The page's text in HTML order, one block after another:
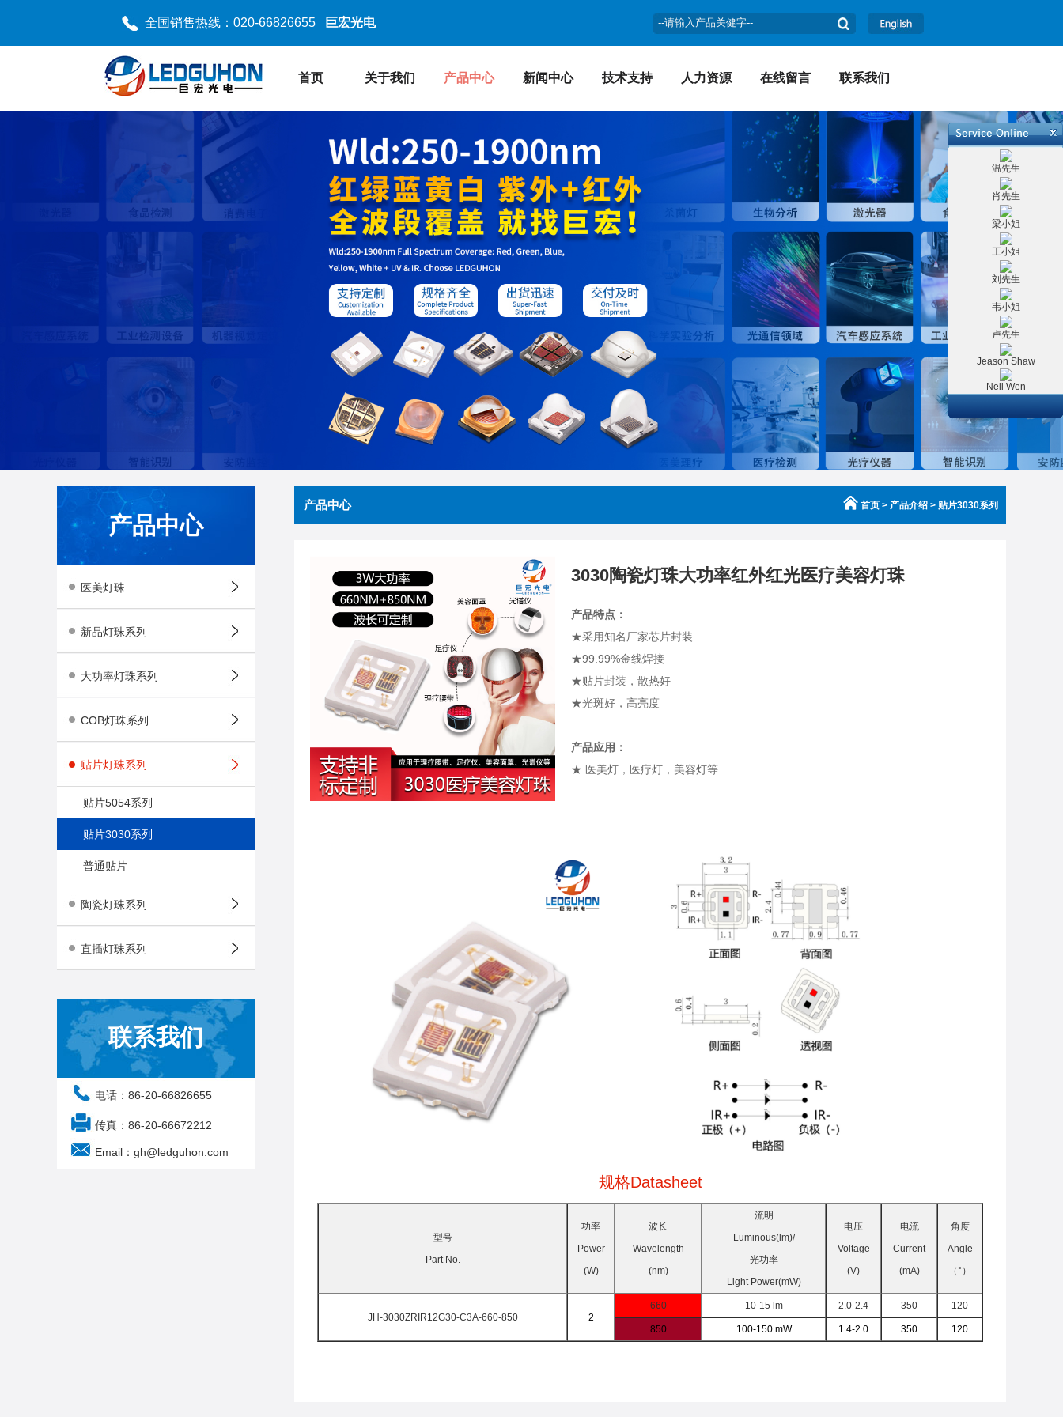
全国销售热线：020-66826655 巨宏光电
首页 关于我们 产品中心 新闻中心 技术支持 人力资源 在线留言 联系我们
产品中心
医美灯珠
新品灯珠系列
大功率灯珠系列
COB灯珠系列
贴片灯珠系列
贴片5054系列
贴片3030系列
普通贴片
陶瓷灯珠系列
直插灯珠系列
联系我们
电话：86-20-66826655
传真：86-20-66672212
Email：gh@ledguhon.com
产品中心 首页 > 产品介绍 > 贴片3030系列
3030陶瓷灯珠大功率红外红光医疗美容灯珠
产品特点：
★采用知名厂家芯片封装
★99.99%金线焊接
★贴片封装，散热好
★光斑好，高亮度
产品应用：
★ 医美灯，医疗灯，美容灯等
规格Datasheet
型号
Part No.
功率
Power
(W)
波长
Wavelength
(nm)
流明
Luminous(lm)/
光功率
Light Power(mW)
电压
Voltage
(V)
电流
Current
(mA)
角度
Angle
（°）
JH-3030ZRIR12G30-C3A-660-850 2
660 10-15 lm 2.0-2.4 350 120
850 100-150 mW 1.4-2.0 350 120
温先生
肖先生
梁小姐
王小姐
刘先生
韦小姐
卢先生
Jeason Shaw
Neil Wen